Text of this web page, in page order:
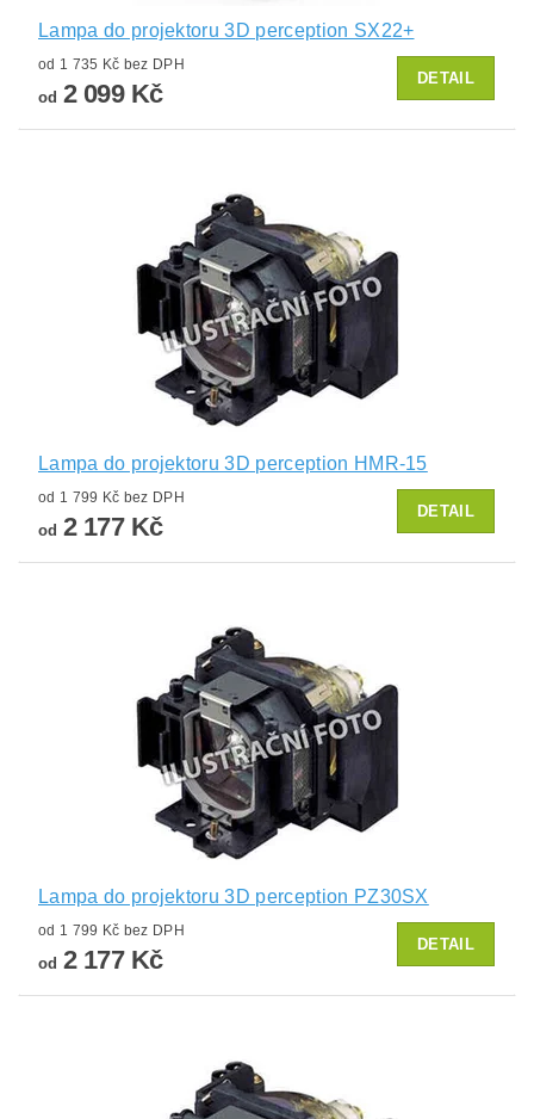
Lampa do projektoru 3D perception SX22+
od 1 735 Kč bez DPH
od 2 099 Kč
DETAIL
Lampa do projektoru 3D perception HMR-15
od 1 799 Kč bez DPH
od 2 177 Kč
DETAIL
Lampa do projektoru 3D perception PZ30SX
od 1 799 Kč bez DPH
od 2 177 Kč
DETAIL